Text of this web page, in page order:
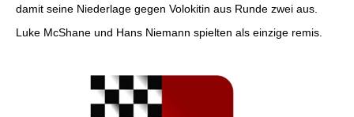
damit seine Niederlage gegen Volokitin aus Runde zwei aus.
Luke McShane und Hans Niemann spielten als einzige remis.